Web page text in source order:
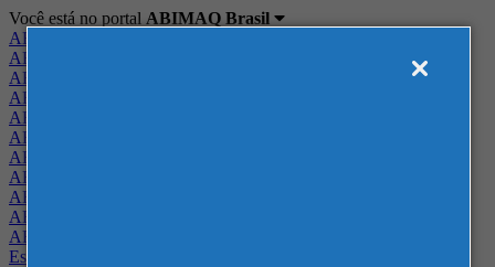
Você está no portal ABIMAQ Brasil
ABIMAQ Brasil
ABIMAQ Minas Gerais
ABIMAQ Norte-Nordeste
ABIMAQ Paraná
ABIMAQ Piracicaba
ABIMAQ Ribeirão Preto
ABIMAQ Rio de Janeiro
ABIMAQ Rio Grande do Sul
ABIMAQ Santa Catarina
ABIMAQ São Paulo
ABIMAQ Vale do Paraíba
Escritório de Relações Governamentais